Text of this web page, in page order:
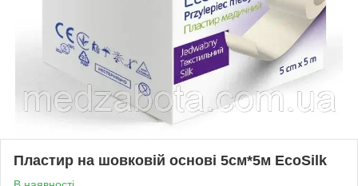
Пластир на шовковій основі 5см*5м EcoSilk